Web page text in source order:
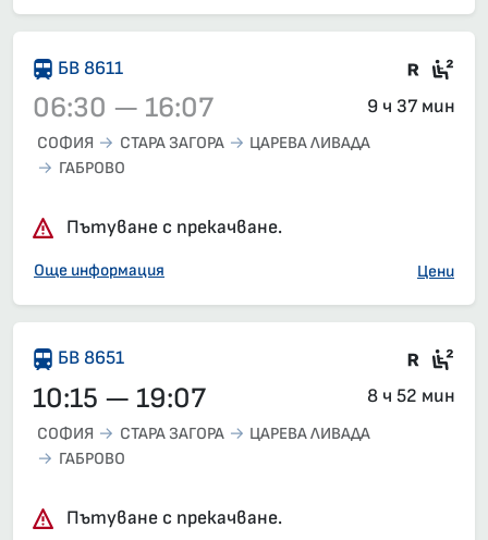
Влак 8611, 06:30 – 16:07, вече е заминал
БВ 8611 Влак
06:30 — 16:07 9 ч 37 мин
СОФИЯ СТАРА ЗАГОРА
ЦАРЕВА ЛИВАДА
ГАБРОВО
Пътуване с прекачване.
Още информация Цени
БВ 8651 Влак
10:15 — 19:07 8 ч 52 мин
СОФИЯ СТАРА ЗАГОРА
ЦАРЕВА ЛИВАДА
ГАБРОВО
Пътуване с прекачване.